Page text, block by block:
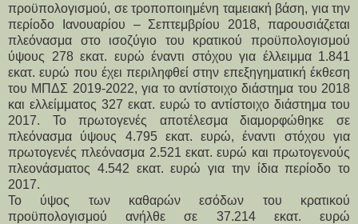
προϋπολογισμού, σε τροποποιημένη ταμειακή βάση, για την
περίοδο Ιανουαρίου – Σεπτεμβρίου 2018, παρουσιάζεται
πλεόνασμα στο ισοζύγιο του κρατικού προϋπολογισμού
ύψους 278 εκατ. ευρώ έναντι στόχου για έλλειμμα 1.841
εκατ. ευρώ που έχει περιληφθεί στην επεξηγηματική έκθεση
του ΜΠΔΣ 2019-2022, για το αντίστοιχο διάστημα του 2018
και ελλείμματος 327 εκατ. ευρώ το αντίστοιχο διάστημα του
2017. Το πρωτογενές αποτέλεσμα διαμορφώθηκε σε
πλεόνασμα ύψους 4.795 εκατ. ευρώ, έναντι στόχου για
πρωτογενές πλεόνασμα 2.521 εκατ. ευρώ και πρωτογενούς
πλεονάσματος 4.542 εκατ. ευρώ για την ίδια περίοδο το
2017.
Το ύψος των καθαρών εσόδων του κρατικού
προϋπολογισμού ανήλθε σε 37.214 εκατ. ευρώ